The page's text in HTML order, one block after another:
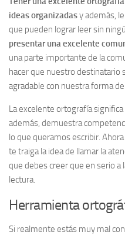
ideas organizadasy además,
que pueden lograr leer sin
presentar una excelente
una parte importante de la
hacer que nuestro destinatario
agradable con nuestra forma
La excelente ortografía
además, demuestra
lo que queramos escribir.
te traiga la idea de llamar la
que debes creer que en serio a
lectura.
Herramienta
Si realmente estás muy mal